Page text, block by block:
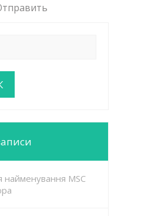
найменування MSC